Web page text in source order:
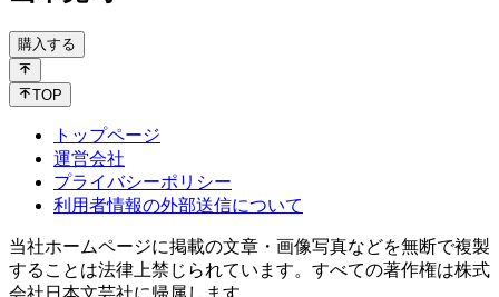
購入する
TOP
トップページ
運営会社
プライバシーポリシー
利用者情報の外部送信について
当社ホームページに掲載の文章・画像写真などを無断で複製
することは法律上禁じられています。すべての著作権は株式